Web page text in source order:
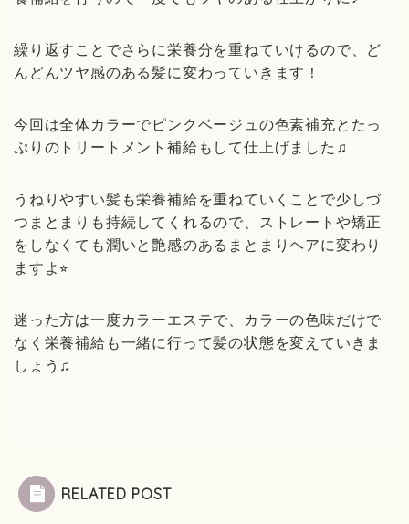
繰り返すことでさらに栄養分を重ねていけるので、ど
んどんツヤ感のある髪に変わっていきます！
今回は全体カラーでピンクベージュの色素補充とたっ
ぷりのトリートメント補給もして仕上げました♫
うねりやすい髪も栄養補給を重ねていくことで少しづ
つまとまりも持続してくれるので、ストレートや矯正
をしなくても潤いと艶感のあるまとまりヘアに変わり
ますよ⭐︎
迷った方は一度カラーエステで、カラーの色味だけで
なく栄養補給も一緒に行って髪の状態を変えていきま
しょう♫
RELATED POST